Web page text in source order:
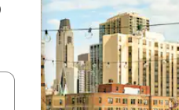
ನ್ಯಾವಿಗೇಟ್ ಮಾಡಿ ಅಥವಾ ಸ್ಪರ್ಶ